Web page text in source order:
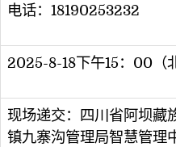
电话：18190253232
2025-8-18下午15：00（
现场递交：四川省阿坝藏
镇九寨沟管理局智慧管理